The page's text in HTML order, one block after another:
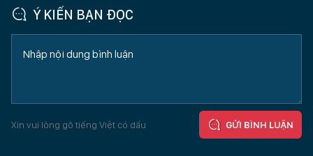
Ý KIẾN BẠN ĐỌC
Xin vui lòng gõ tiếng Việt có dấu GỬI BÌNH LUẬN